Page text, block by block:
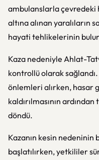
ambulanslarla çevredeki
altına alınan yaralıların
hayati tehlikelerinin
Kaza nedeniyle Ahlat-
kontrollü olarak
önlemleri alırken, hasar
kaldırılmasının
döndü.
Kazanın kesin
başlatılırken, yetkililer